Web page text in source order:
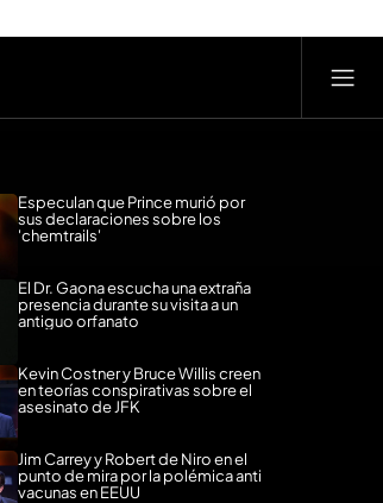
Especulan que Prince murió por
sus declaraciones sobre los
'chemtrails'
El Dr. Gaona escucha una extraña
presencia durante su visita a un
antiguo orfanato
Kevin Costner y Bruce Willis creen
en teorías conspirativas sobre el
asesinato de JFK
Jim Carrey y Robert de Niro en el
punto de mira por la polémica anti
vacunas en EEUU